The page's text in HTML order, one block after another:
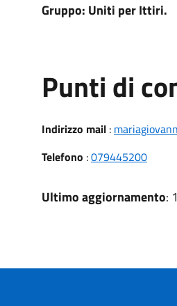
Gruppo: Uniti per Ittiri.
Punti di
Indirizzo mail:
Telefono :079445200
Ultimo aggiornamento: